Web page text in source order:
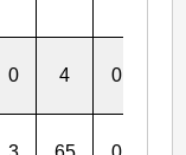
0 4 0